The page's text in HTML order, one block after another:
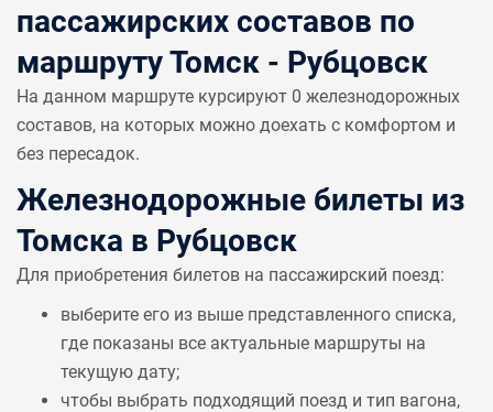
пассажирских составов по
маршруту Томск - Рубцовск
На данном маршруте курсируют 0 железнодорожных
составов, на которых можно доехать с комфортом и
без пересадок.
Железнодорожные билеты из
Томска в Рубцовск
Для приобретения билетов на пассажирский поезд:
выберите его из выше представленного списка,
где показаны все актуальные маршруты на
текущую дату;
чтобы выбрать подходящий поезд и тип вагона,